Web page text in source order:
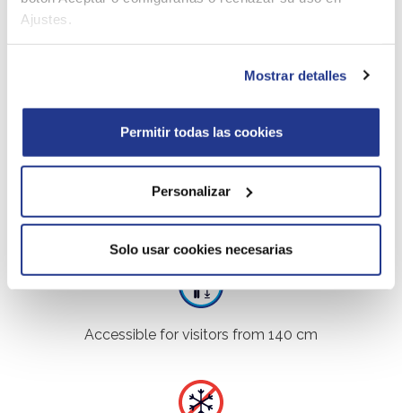
Ajustes.
Mostrar detalles
Permitir todas las cookies
Personalizar
Solo usar cookies necesarias
maintenance.**
Accessible under the guidance of an
adult for children from 100 cm till 140
cm.
Accessible for visitors from 140 cm